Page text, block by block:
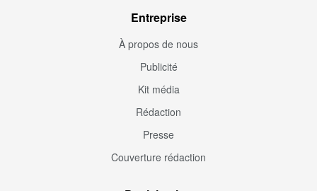
Entreprise
À propos de nous
Publicité
Kit média
Rédaction
Presse
Couverture rédaction